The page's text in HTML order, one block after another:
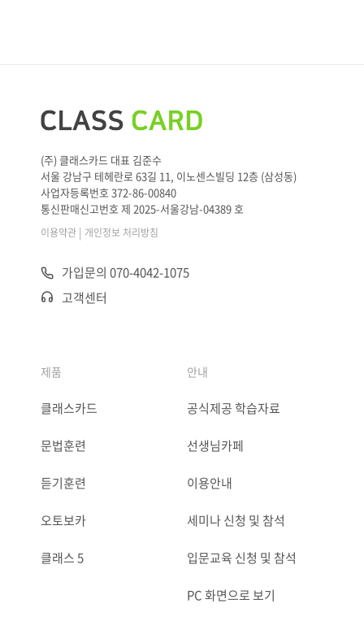
(주) 클래스카드 대표 김준수
서울 강남구 테헤란로 63길 11, 이노센스빌딩 12층 (삼성동)
사업자등록번호 372-86-00840
통신판매신고번호 제 2025-서울강남-04389 호
이용약관 | 개인정보 처리방침
가입문의 070-4042-1075
고객센터
제품
클래스카드
문법훈련
듣기훈련
오토보카
클래스 5
안내
공식제공 학습자료
선생님카페
이용안내
세미나 신청 및 참석
입문교육 신청 및 참석
PC 화면으로 보기